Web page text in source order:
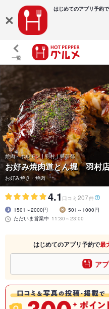
はじめてのアプリ予約
一覧
焼肉・ホルモン | 羽村 | 東京都
お好み焼肉道とん堀 羽村
お好み焼き・焼肉
4.1 口コミ 207件
1501～2000円
501～1000円
ただいま営業中 11:30～23:00
はじめてのアプリ予約で最
ア